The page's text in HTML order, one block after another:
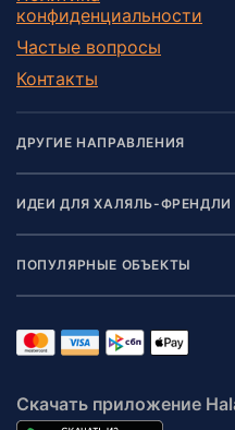
конфиденциальности
Частые вопросы
Контакты
ДРУГИЕ НАПРАВЛЕНИЯ
ИДЕИ ДЛЯ ХАЛЯЛЬ-
ПОПУЛЯРНЫЕ ОБЪЕКТЫ
Скачать приложение